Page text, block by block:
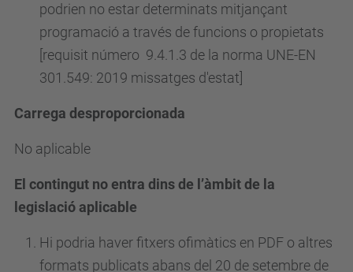
podrien no estar determinats mitjançant
programació a través de funcions o propietats
[requisit número 9.4.1.3 de la norma UNE-EN
301.549: 2019 missatges d'estat]
Carrega desproporcionada
No aplicable
El contingut no entra dins de l’àmbit de la
legislació aplicable
Hi podria haver fitxers ofimàtics en PDF o altres
formats publicats abans del 20 de setembre de